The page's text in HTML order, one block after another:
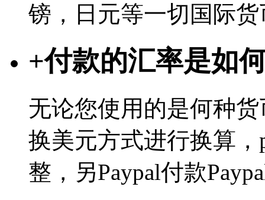
镑，日元等一切国际
+付款的汇率是如
无论您使用的是何种
换美元方式进行换算
整，另Paypal付款